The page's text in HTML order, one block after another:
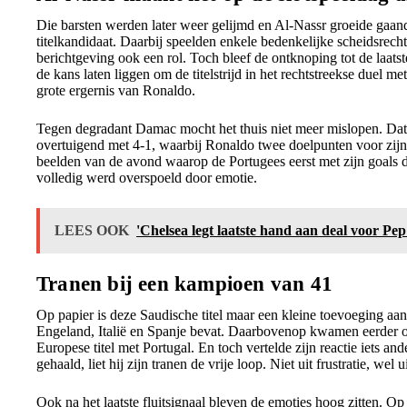
Die barsten werden later weer gelijmd en Al-Nassr groeide
titelkandidaat. Daarbij speelden enkele bedenkelijke
berichtgeving ook een rol. Toch bleef de ontknoping tot de
de kans laten liggen om de titelstrijd in het rechtstreekse duel
grote ergernis van Ronaldo.
Tegen degradant Damac mocht het thuis niet meer mislopen.
overtuigend met 4-1, waarbij Ronaldo twee doelpunten voor
beelden van de avond waarop de Portugees eerst met zijn
volledig werd overspoeld door emotie.
LEES OOK 'Chelsea legt laatste hand aan deal voor
Tranen bij een kampioen van 41
Op papier is deze Saudische titel maar een kleine toevoeging
Engeland, Italië en Spanje bevat. Daarbovenop kwamen
Europese titel met Portugal. En toch vertelde zijn reactie iets
gehaald, liet hij zijn tranen de vrije loop. Niet uit frustratie, wel
Ook na het laatste fluitsignaal bleven de emoties hoog zitten.